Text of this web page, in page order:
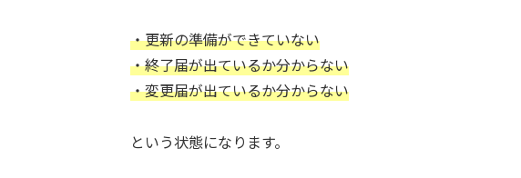
・更新の準備ができていない
・終了届が出ているか分からない
・変更届が出ているか分からない
という状態になります。